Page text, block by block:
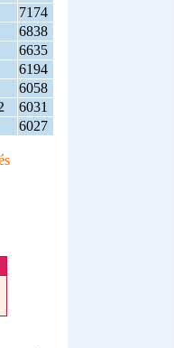
7174
6838
6635
6194
6058
6031
6027